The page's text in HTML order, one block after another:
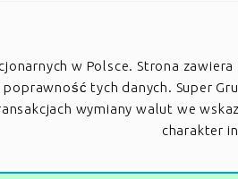
w Polsce. Strona
tych danych. Super
wymiany walut we
charakter